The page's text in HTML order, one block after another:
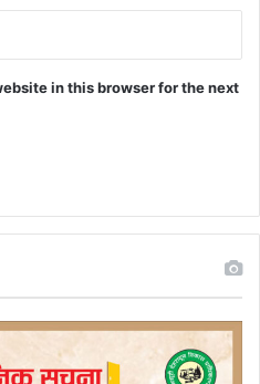
in this browser for the next